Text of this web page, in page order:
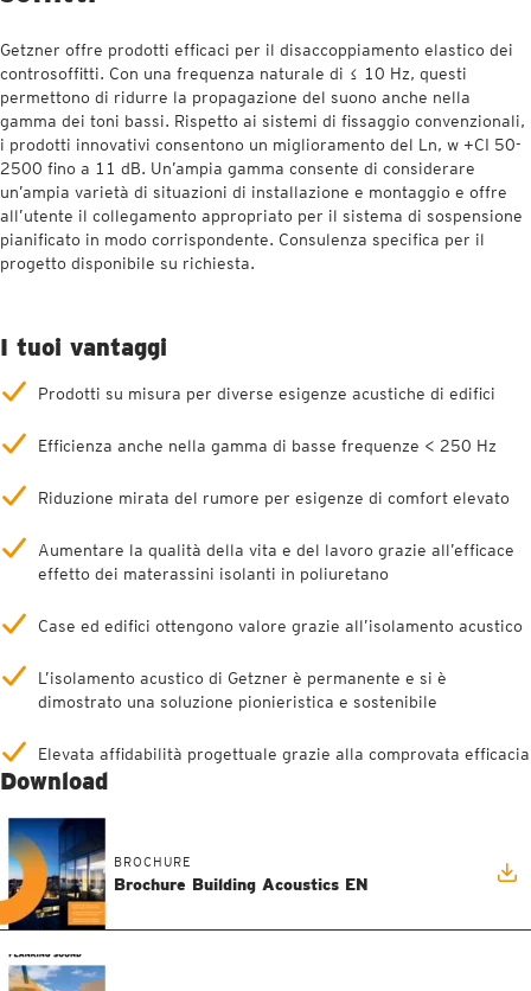
Getzner offre prodotti efficaci per il disaccoppiamento elastico dei
controsoffitti. Con una frequenza naturale di ≤ 10 Hz, questi
permettono di ridurre la propagazione del suono anche nella
gamma dei toni bassi. Rispetto ai sistemi di fissaggio convenzionali,
i prodotti innovativi consentono un miglioramento del Ln, w +CI 50-
2500 fino a 11 dB. Un’ampia gamma consente di considerare
un’ampia varietà di situazioni di installazione e montaggio e offre
all’utente il collegamento appropriato per il sistema di sospensione
pianificato in modo corrispondente. Consulenza specifica per il
progetto disponibile su richiesta.
I tuoi vantaggi
Prodotti su misura per diverse esigenze acustiche di edifici
Efficienza anche nella gamma di basse frequenze < 250 Hz
Riduzione mirata del rumore per esigenze di comfort elevato
Aumentare la qualità della vita e del lavoro grazie all’efficace
effetto dei materassini isolanti in poliuretano
Case ed edifici ottengono valore grazie all’isolamento acustico
L’isolamento acustico di Getzner è permanente e si è
dimostrato una soluzione pionieristica e sostenibile
Elevata affidabilità progettuale grazie alla comprovata efficacia
Download
BROCHURE
Brochure Building Acoustics EN